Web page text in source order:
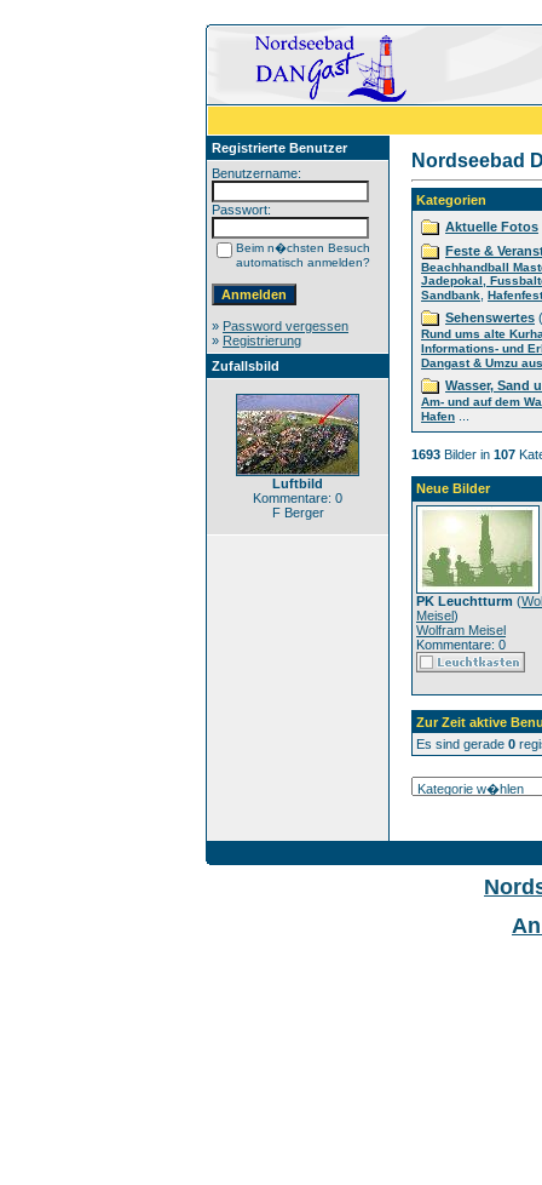
Registrierte Benutzer
Benutzername:
Passwort:
Beim n�chsten Besuch
automatisch anmelden?
» Password vergessen
» Registrierung
Zufallsbild
Luftbild
Kommentare: 0
F Berger
Nordseebad
Kategorien
Aktuelle Fotos
Feste &
Beachhandball
Jadepokal,
Sandbank
Sehenswertes
Rund ums alte
Informations- und
Dangast & Umzu
Wasser, Sand
Am- und auf dem
Hafen
1693 Bilder in 107
Neue Bilder
PK Leuchtturm (
Meisel)
Wolfram Meisel
Kommentare: 0
Zur Zeit aktive
Es sind gerade 0